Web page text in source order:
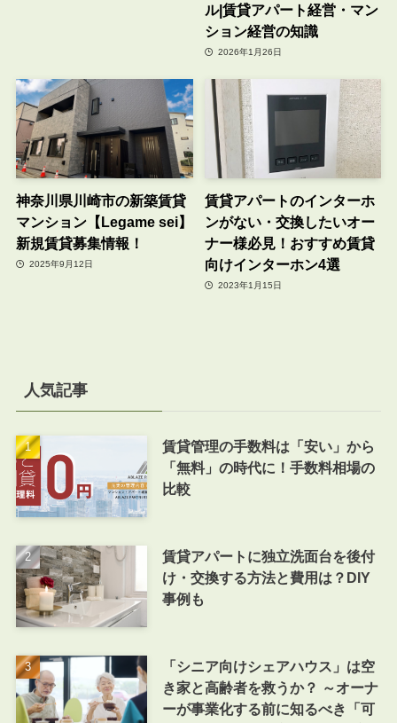
ル|賃貸アパート経営・マン
ション経営の知識
2026年1月26日
神奈川県川崎市の新築賃貸
マンション【Legame sei】
新規賃貸募集情報！
2025年9月12日
賃貸アパートのインターホ
ンがない・交換したいオー
ナー様必見！おすすめ賃貸
向けインターホン4選
2023年1月15日
人気記事
賃貸管理の手数料は「安い」から
「無料」の時代に！手数料相場の
比較
賃貸アパートに独立洗面台を後付
け・交換する方法と費用は？DIY
事例も
「シニア向けシェアハウス」は空
き家と高齢者を救うか？ ～オーナ
ーが事業化する前に知るべき「可